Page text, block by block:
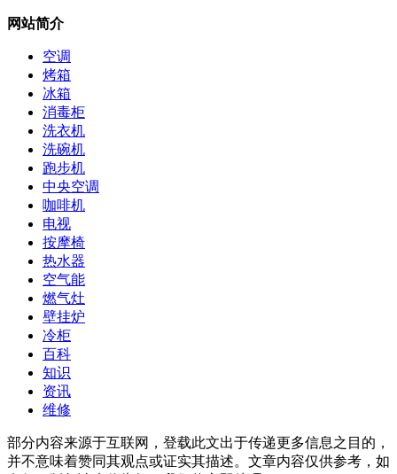
网站简介
空调
烤箱
冰箱
消毒柜
洗衣机
洗碗机
跑步机
中央空调
咖啡机
电视
按摩椅
热水器
空气能
燃气灶
壁挂炉
冷柜
百科
知识
资讯
维修
部分内容来源于互联网，登载此文出于传递更多信息之目的，
并不意味着赞同其观点或证实其描述。文章内容仅供参考，如